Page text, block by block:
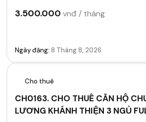
3.500.000 vnđ / tháng
Ngày đăng: 8 Tháng 8, 2026
Cho thuê
CH0163. CHO THUÊ CĂN HỘ
LƯƠNG KHÁNH THIỆN 3 NGỦ